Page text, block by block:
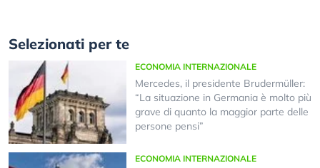
Selezionati per te
ECONOMIA INTERNAZIONALE
Mercedes, il presidente Brudermüller:
“La situazione in Germania è molto più
grave di quanto la maggior parte delle
persone pensi”
ECONOMIA INTERNAZIONALE